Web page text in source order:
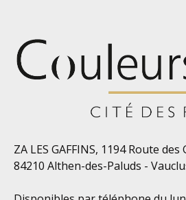
ZA LES GAFFINS, 1194 Route des
84210 Althen-des-Paluds -